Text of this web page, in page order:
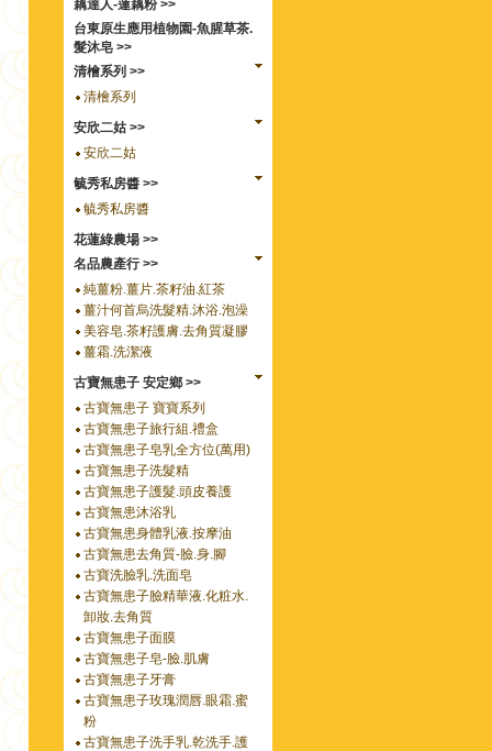
藕達人-蓮藕粉 >>
台東原生應用植物園-魚腥草茶.
髮沐皂 >>
清檜系列 >>
清檜系列
安欣二姑 >>
安欣二姑
毓秀私房醬 >>
毓秀私房醬
花蓮綠農場 >>
名品農產行 >>
純薑粉.薑片.茶籽油.紅茶
薑汁何首烏洗髮精.沐浴.泡澡
美容皂.茶籽護膚.去角質凝膠
薑霜.洗潔液
古寶無患子 安定鄉 >>
古寶無患子 寶寶系列
古寶無患子旅行組.禮盒
古寶無患子皂乳全方位(萬用)
古寶無患子洗髮精
古寶無患子護髮.頭皮養護
古寶無患沐浴乳
古寶無患身體乳液.按摩油
古寶無患去角質-臉.身.腳
古寶洗臉乳.洗面皂
古寶無患子臉精華液.化粧水.
卸妝.去角質
古寶無患子面膜
古寶無患子皂-臉.肌膚
古寶無患子牙膏
古寶無患子玫瑰潤唇.眼霜.蜜
粉
古寶無患子洗手乳.乾洗手.護